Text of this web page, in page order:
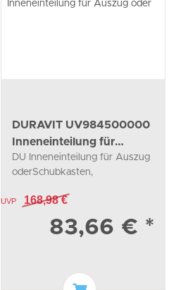
DURAVIT UV984500000
Inneneinteilung für
Auszug oder
DU Inneneinteilung für Auszug
oderSchubkasten,
UVP 168,98 €
83,66 € *